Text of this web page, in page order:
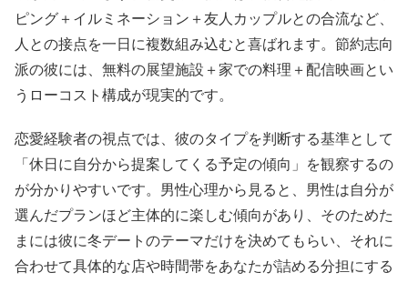
ピング＋イルミネーション＋友人カップルとの合流など、
人との接点を一日に複数組み込むと喜ばれます。節約志向
派の彼には、無料の展望施設＋家での料理＋配信映画とい
うローコスト構成が現実的です。
恋愛経験者の視点では、彼のタイプを判断する基準として
「休日に自分から提案してくる予定の傾向」を観察するの
が分かりやすいです。男性心理から見ると、男性は自分が
選んだプランほど主体的に楽しむ傾向があり、そのためた
まには彼に冬デートのテーマだけを決めてもらい、それに
合わせて具体的な店や時間帯をあなたが詰める分担にする